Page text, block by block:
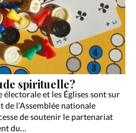
spirituelle?
électorale et les Églises sont sur
de l’Assemblée nationale
de soutenir le partenariat
du…